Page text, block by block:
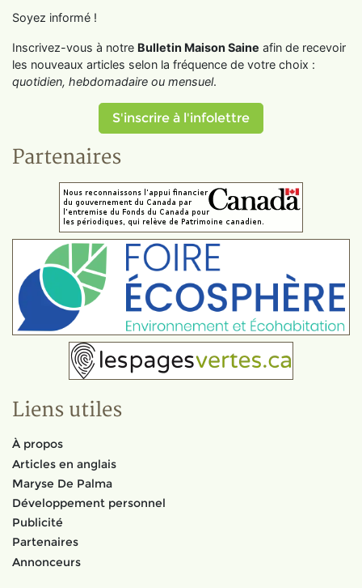
Soyez informé !
Inscrivez-vous à notre Bulletin Maison Saine afin de recevoir
les nouveaux articles selon la fréquence de votre choix :
quotidien, hebdomadaire ou mensuel.
S'inscrire à l'infolettre
Partenaires
Liens utiles
À propos
Articles en anglais
Maryse De Palma
Développement personnel
Publicité
Partenaires
Annonceurs